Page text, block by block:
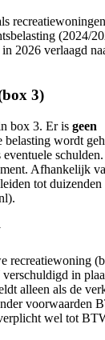
(2024/
2026 verlaagd
3)
box 3. Er is geen
belasting wordt
Afhankelijk
tot duizenden
recreatiewoning
in
alleen als de
voorwaarden
wel tot